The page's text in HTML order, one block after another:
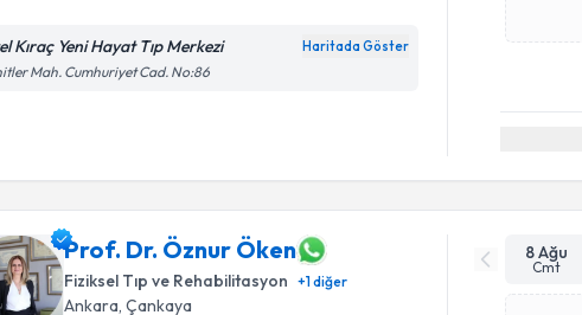
Kıraç Yeni Hayat Tıp Merkezi Haritada Göster
Mah. Cumhuriyet Cad. No:86
Prof. Dr. Öznur Öken
Fiziksel Tıp ve Rehabilitasyon +1diğer
Ankara ,Çankaya
8 Ağu
Cmt